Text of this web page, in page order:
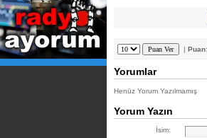
| Puan:
Yorumlar
Henüz Yorum Yazılmamış
Yorum Yazın
İsim: